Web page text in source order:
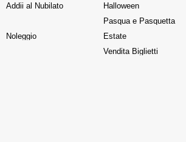
Addii al Nubilato
Noleggio
Halloween
Pasqua e Pasquetta
Estate
Vendita Biglietti